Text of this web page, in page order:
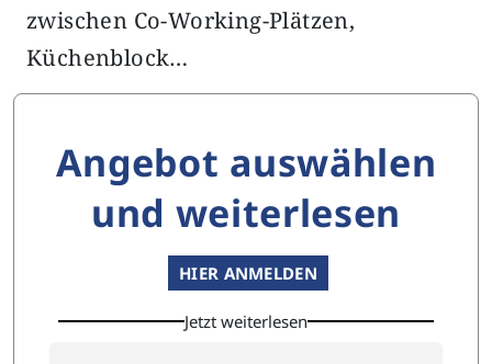
zwischen Co-Working-Plätzen,
Küchenblock…
Angebot auswählen
und weiterlesen
HIER ANMELDEN
Jetzt weiterlesen